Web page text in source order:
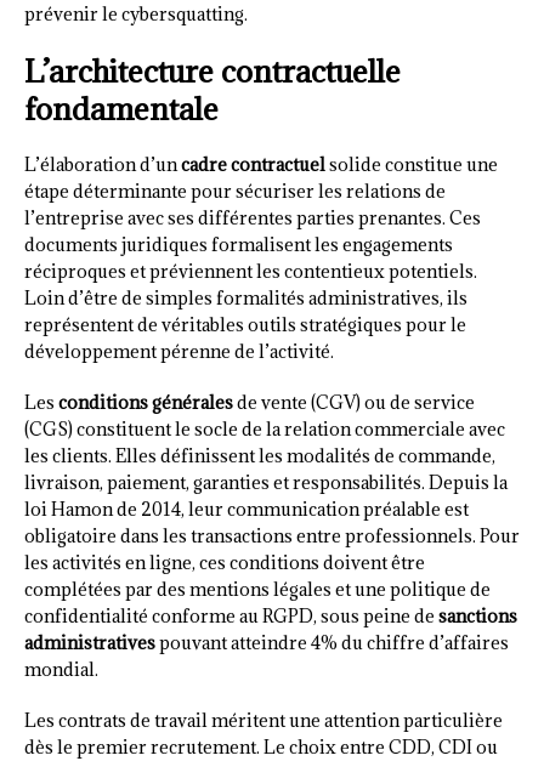
prévenir le cybersquatting.
L’architecture contractuelle
fondamentale
L’élaboration d’uncadre contractuelsolide constitue une
étape déterminante pour sécuriser les relations de
l’entreprise avec ses différentes parties prenantes. Ces
documents juridiques formalisent les engagements
réciproques et préviennent les contentieux potentiels.
Loin d’être de simples formalités administratives, ils
représentent de véritables outils stratégiques pour le
développement pérenne de l’activité.
Les conditions généralesde vente (CGV) ou de service
(CGS) constituent le socle de la relation commerciale avec
les clients. Elles définissent les modalités de commande,
livraison, paiement, garanties et responsabilités. Depuis la
loi Hamon de 2014, leur communication préalable est
obligatoire dans les transactions entre professionnels. Pour
les activités en ligne, ces conditions doivent être
complétées par des mentions légales et une politique de
confidentialité conforme au RGPD, sous peine de sanctions
administrativespouvant atteindre 4% du chiffre d’affaires
mondial.
Les contrats de travail méritent une attention particulière
dès le premier recrutement. Le choix entre CDD, CDI ou